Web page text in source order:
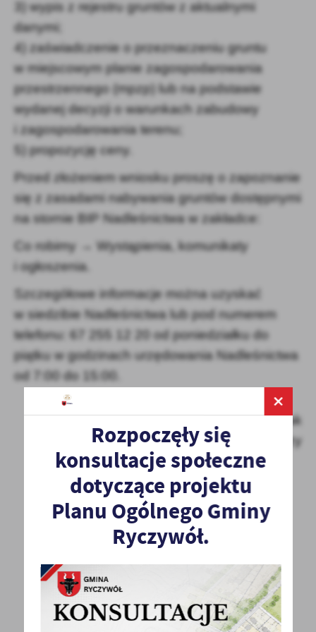
3) wypis z rejestru gruntów z aktualnymi
danymi;
4) zaświadczenie o przeznaczeniu gruntu
w miejscowym planie zagospodarowania
przestrzennego (mpzp) lub na podstawie
wydanej decyzji o warunkach zabudowy
i zagospodarowania terenu;
5) propozycję ceny.
Przed złożeniem wniosku proszę o zapoznanie
się z zasadami nabywania gruntów dostępnymi
na stornie BIP Nadleśnictwaw zakładce:
Co robimy → Wystąpienia, komunikaty
i ogłoszenia.
Szczegółowe informacje można uzyskać
w siedzibie Nadleśnictwa lub pod numerem
telefonu: 67 255 12 20 od poniedziałkudo
piątku w godzinach urzędowania Nadleśnictwa
od 7:00 do 15:00.
Damian Szcześniak
Nadleśniczy
UDOSTĘPNIJ
POPRZEDNI
Rozpoczęły się
konsultacje społeczne
dotyczące projektu
Planu Ogólnego Gminy
Ryczywół.